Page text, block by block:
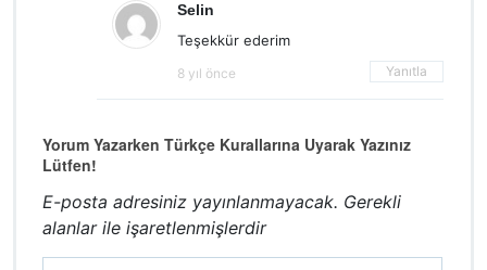
Selin
Teşekkür ederim
8 yıl önce Yanıtla
Yorum Yazarken Türkçe Kurallarına Uyarak Yazınız
Lütfen!
E-posta adresiniz yayınlanmayacak. Gerekli
alanlar ile işaretlenmişlerdir